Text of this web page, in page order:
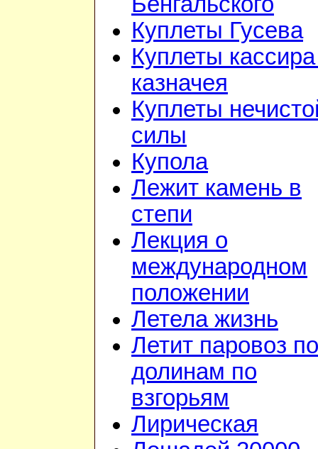
Куплеты Гусева
Куплеты
казначея
Куплеты
силы
Купола
Лежит камень в
степи
Лекция о
международном
положении
Летела жизнь
Летит паровоз по
долинам по
взгорьям
Лирическая